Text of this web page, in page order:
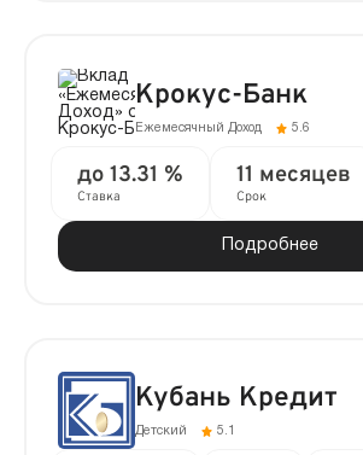
Крокус-Банк
Ежемесячный Доход 5.6
до 13.31 %
Ставка
11 месяцев
Срок
Подробнее
Кубань Кредит
Детский 5.1